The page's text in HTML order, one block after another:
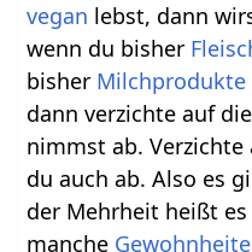
vegan lebst, dann
wenn du bisher
bisher Milchprodukte
dann verzichte auf
nimmst ab.
du auch ab. Also es
der Mehrheit heißt
manche